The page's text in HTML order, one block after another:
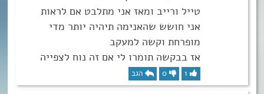
טייל ורייב ומאז אני מתלבט אם לראות
אני חושש שהאנימה תיהיה יותר מדי
מופרחת וקשה למעקב
אז בבקשה תומרו לי אם זה נוח לצפייה
1
0 הגב